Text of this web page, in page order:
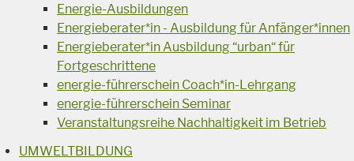
Energie-Ausbildungen
Energieberater*in - Ausbildung für Anfänger*innen
Energieberater*in Ausbildung “urban“ für
Fortgeschrittene
energie-führerschein Coach*in-Lehrgang
energie-führerschein Seminar
Veranstaltungsreihe Nachhaltigkeit im Betrieb
UMWELTBILDUNG